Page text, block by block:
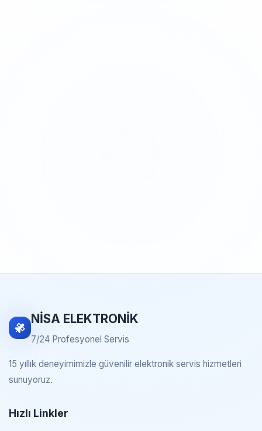
NİSA ELEKTRONİK
7/24 Profesyonel Servis
15 yıllık deneyimimizle güvenilir elektronik servis hizmetleri
sunuyoruz.
Hızlı Linkler